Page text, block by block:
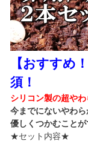
【おすすめ
須！
シリコン製の超や
今までにないやわ
優しくつかむことが
★セット内容★